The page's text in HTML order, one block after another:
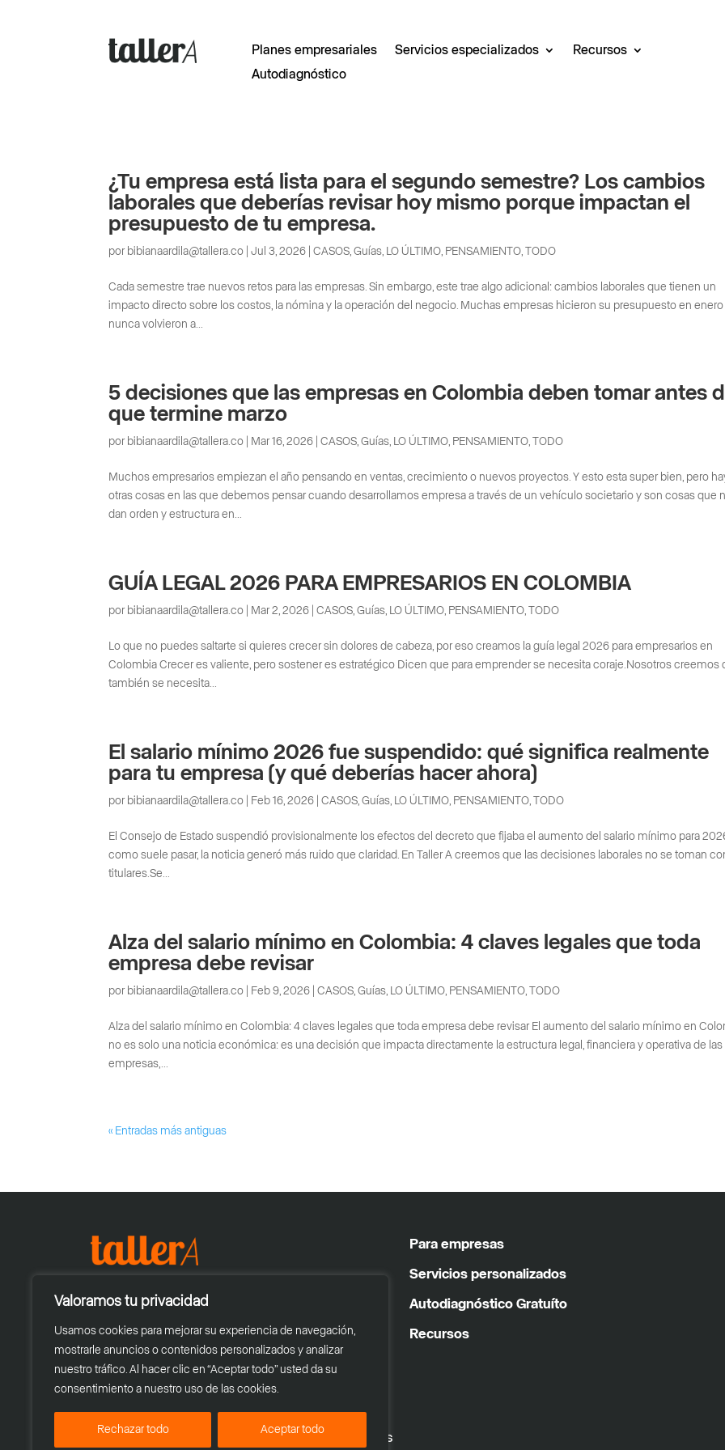
Valoramos tu privacidad
Usamos cookies para mejorar su experiencia de navegación,
mostrarle anuncios o contenidos personalizados y analizar
nuestro tráfico. Al hacer clic en “Aceptar todo” usted da su
consentimiento a nuestro uso de las cookies.
Rechazar todo Aceptar todo
Planes empresariales Servicios especializados
Recursos
Autodiagnóstico
¿Tu empresa está lista para el segundo semestre? Los cambios
laborales que deberías revisar hoy mismo porque impactan el
presupuesto de tu empresa.
por bibianaardila@tallera.co |Jul 3, 2026 |CASOS ,Guías LO ÚLTIMO PENSAMIENTO ,TODO
Cada semestre trae nuevos retos para las empresas. Sin embargo, este trae algo adicional: cambios laborales que tienen un
impacto directo sobre los costos, la nómina y la operación del negocio. Muchas empresas hicieron su presupuesto en enero
nunca volvieron a...
5 decisiones que las empresas en Colombia deben tomar antes
que termine marzo
por bibianaardila@tallera.co Mar 16, 2026 |CASOS ,Guías LO ÚLTIMO PENSAMIENTO ,TODO
Muchos empresarios empiezan el año pensando en ventas, crecimiento o nuevos proyectos. Y esto esta super bien, pero
otras cosas en las que debemos pensar cuando desarrollamos empresa a través de un vehículo societario y son cosas que
dan orden y estructura en...
GUÍA LEGAL 2026 PARA EMPRESARIOS EN COLOMBIA
por bibianaardila@tallera.co Mar 2, 2026 |CASOS ,Guías LO ÚLTIMO PENSAMIENTO ,TODO
Lo que no puedes saltarte si quieres crecer sin dolores de cabeza, por eso creamos la guía legal 2026 para empresarios en
Colombia Crecer es valiente, pero sostener es estratégico Dicen que para emprender se necesita coraje.Nosotros creemos
también se necesita...
El salario mínimo 2026 fue suspendido: qué significa realmente
para tu empresa (y qué deberías hacer ahora)
por bibianaardila@tallera.co Feb 16, 2026 |CASOS ,Guías LO ÚLTIMO PENSAMIENTO ,TODO
El Consejo de Estado suspendió provisionalmente los efectos del decreto que fijaba el aumento del salario mínimo para
como suele pasar, la noticia generó más ruido que claridad. En Taller A creemos que las decisiones laborales no se toman
titulares.Se...
Alza del salario mínimo en Colombia: 4 claves legales que toda
empresa debe revisar
por bibianaardila@tallera.co Feb 9, 2026 |CASOS ,Guías LO ÚLTIMO PENSAMIENTO ,TODO
Alza del salario mínimo en Colombia: 4 claves legales que toda empresa debe revisar El aumento del salario mínimo en
no es solo una noticia económica: es una decisión que impacta directamente la estructura legal, financiera y operativa de las
empresas,...
« Entradas más antiguas
Para empresas
Servicios personalizados
Autodiagnóstico Gratuíto
Recursos
| Todos los Derechos Reservados